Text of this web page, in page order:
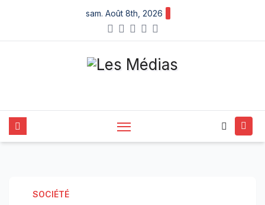
content
sam. Août 8th, 2026
SOCIÉTÉ